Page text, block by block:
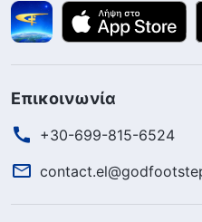
Επικοινωνία
+30-699-815-6524